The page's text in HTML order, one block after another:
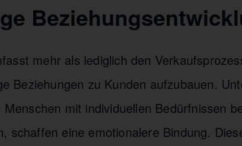
mehr als lediglich den
Beziehungen zu Kunden aufzubauen.
Menschen mit individuellen Bedürfnissen
schaffen eine emotionalere Bindung.